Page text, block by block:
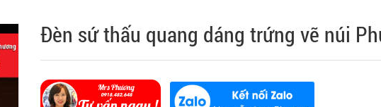
Đèn sứ thấu quang dáng trứng vẽ núi